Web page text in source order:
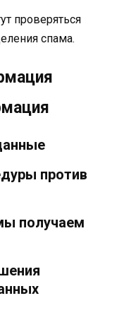
проверяться
спама.
против
получаем